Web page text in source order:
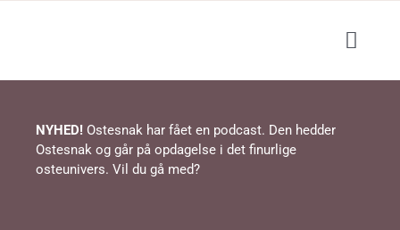
Podcast
NYHED! Ostesnak har fået en podcast. Den hedder
Ostesnak og går på opdagelse i det finurlige
osteunivers. Vil du gå med?